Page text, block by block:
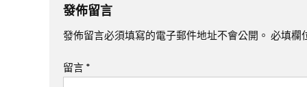
發佈留言
發佈留言必須填寫的電子郵件地址不會公開。 必填欄
留言 *